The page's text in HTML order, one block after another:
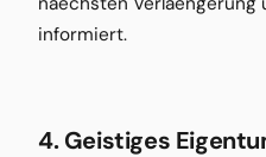
informiert.
4. Geistiges